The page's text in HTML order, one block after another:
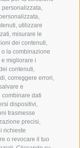
utilizzare
misurare le
dei contenuti,
la combinazione
migliorare i
contenuti,
correggere errori,
e
combinare dati
dispositivi,
trasmesse
precisi,
richieste
o revocare il tuo
MOMENTI
SCIARE
ESCURSIONI
ALTA
BIKE
FONDO
ACQUA DA